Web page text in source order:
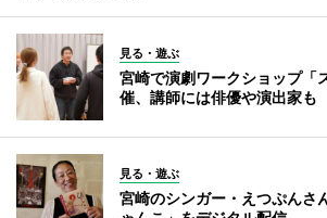
見る・遊ぶ
宮崎で演劇ワークショップ
催、講師には俳優や演出家も
見る・遊ぶ
宮崎のシンガー・えつぷんさ